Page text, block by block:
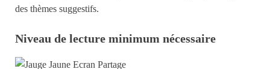
des thèmes suggestifs.
Niveau de lecture minimum nécessaire